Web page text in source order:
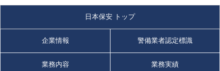
日本保安 トップ
企業情報 警備業者認定標識
業務内容 業務実績